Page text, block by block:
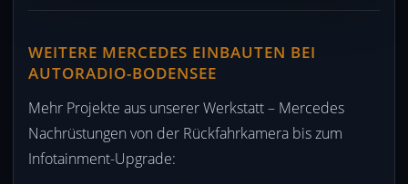
WEITERE MERCEDES EINBAUTEN BEI
AUTORADIO-BODENSEE
Mehr Projekte aus unserer Werkstatt – Mercedes
Nachrüstungen von der Rückfahrkamera bis zum
Infotainment-Upgrade: